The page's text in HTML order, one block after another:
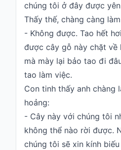
chúng tôi ở đây được
Thấy thế, chàng càng
- Không được. Tao hết
được cây gỗ này chặt về
mà mày lại bảo tao đi
tao làm việc.
Con tinh thấy anh chàng
hoảng:
- Cây này với chúng tôi
không thể nào rời được.
chúng tôi sẽ xin kính